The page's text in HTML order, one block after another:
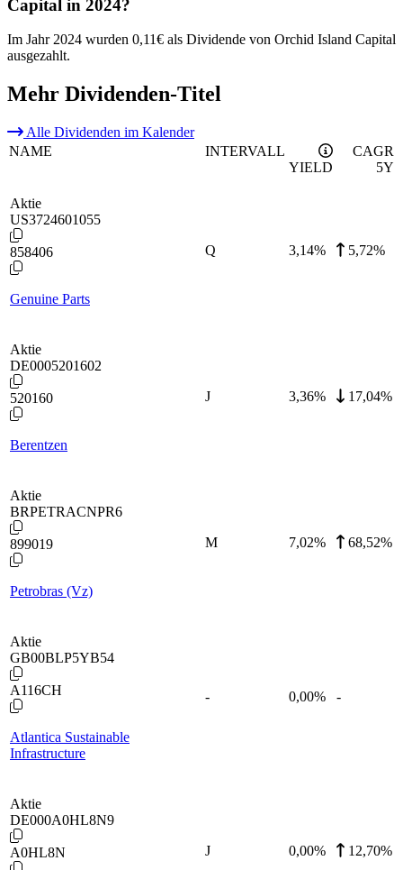
Capital in 2024?
Im Jahr 2024 wurden 0,11€ als Dividende von Orchid Island Capital
ausgezahlt.
Mehr Dividenden-Titel
Alle Dividenden im Kalender
NAME
INTERVALL
YIELD
CAGR
5Y
Aktie
US3724601055
858406
Genuine Parts
Q 3,14% 5,72%
Aktie
DE0005201602
520160
Berentzen
J 3,36% 17,04%
Aktie
BRPETRACNPR6
899019
Petrobras (Vz)
M 7,02% 68,52%
Aktie
GB00BLP5YB54
A116CH
Atlantica Sustainable
Infrastructure
- 0,00% -
Aktie
DE000A0HL8N9
A0HL8N J 0,00% 12,70%